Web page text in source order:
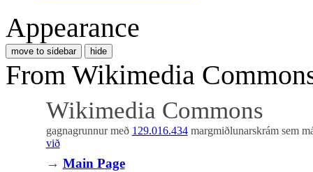
Appearance
move to sidebar hide
From Wikimedia
Wikimedia Commons
gagnagrunnur með 129.016.434margmiðlunarskrám sem
við
→ Main Page